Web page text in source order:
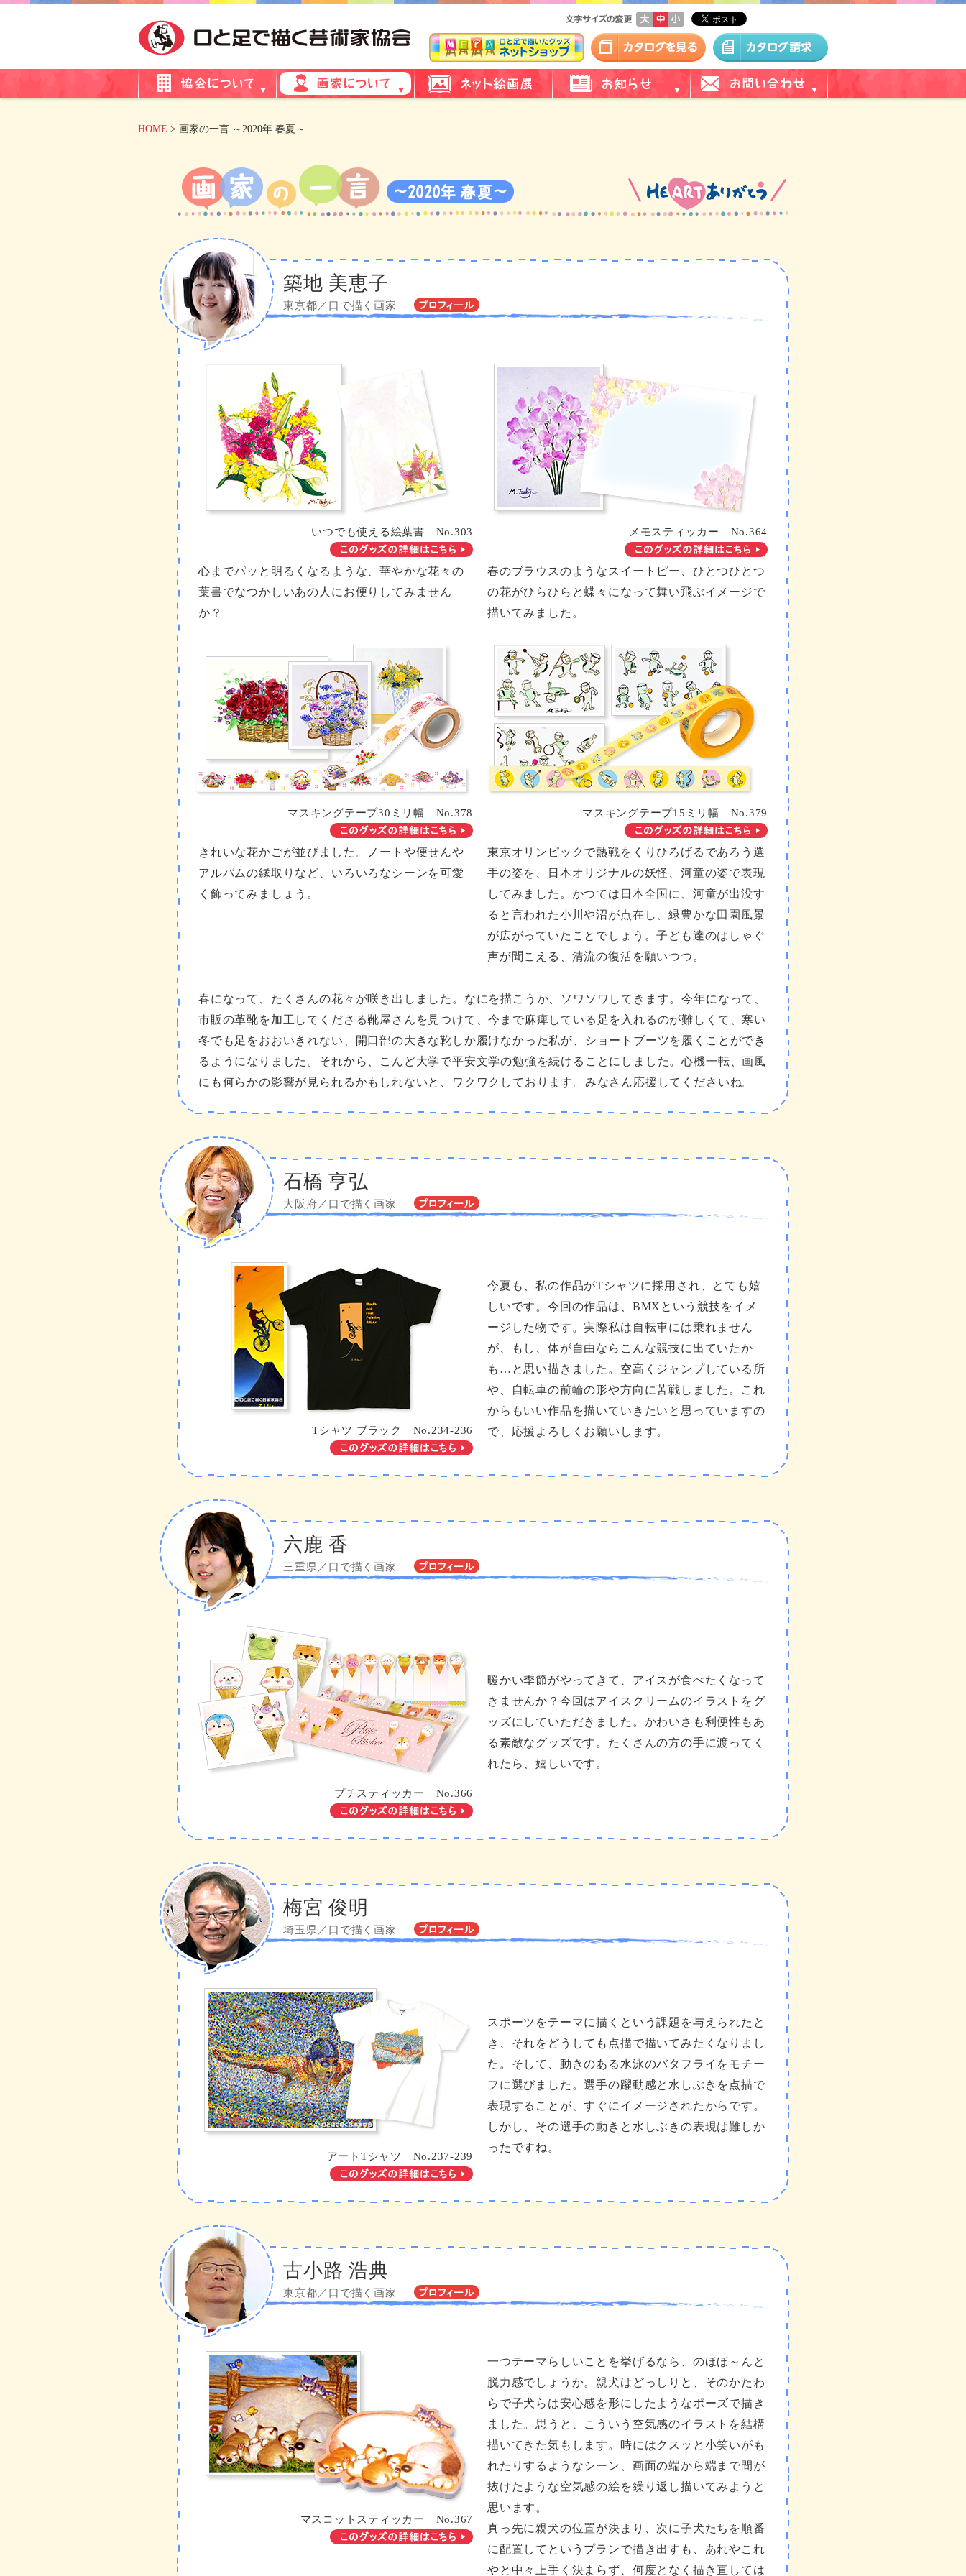
HOME > 画家の一言 ～2020年 春夏～
築地 美恵子
東京都／口で描く画家
いつでも使える絵葉書 No.303
心までパッと明るくなるような、華やかな花々の
葉書でなつかしいあの人にお便りしてみません
か？
メモスティッカー No.364
春のブラウスのようなスイートピー、ひとつひとつ
の花がひらひらと蝶々になって舞い飛ぶイメージで
描いてみました。
マスキングテープ30ミリ幅 No.378
きれいな花かごが並びました。ノートや便せんや
アルバムの縁取りなど、いろいろなシーンを可愛
く飾ってみましょう。
マスキングテープ15ミリ幅 No.379
東京オリンピックで熱戦をくりひろげるであろう選
手の姿を、日本オリジナルの妖怪、河童の姿で表現
してみました。かつては日本全国に、河童が出没す
ると言われた小川や沼が点在し、緑豊かな田園風景
が広がっていたことでしょう。子ども達のはしゃぐ
声が聞こえる、清流の復活を願いつつ。
春になって、たくさんの花々が咲き出しました。なにを描こうか、ソワソワしてきます。今年になって、
市販の革靴を加工してくださる靴屋さんを見つけて、今まで麻痺している足を入れるのが難しくて、寒い
冬でも足をおおいきれない、開口部の大きな靴しか履けなかった私が、ショートブーツを履くことができ
るようになりました。それから、こんど大学で平安文学の勉強を続けることにしました。心機一転、画風
にも何らかの影響が見られるかもしれないと、ワクワクしております。みなさん応援してくださいね。
石橋 亨弘
大阪府／口で描く画家
Tシャツ ブラック No.234-236
今夏も、私の作品がTシャツに採用され、とても嬉
しいです。今回の作品は、BMXという競技をイメ
ージした物です。実際私は自転車には乗れません
が、もし、体が自由ならこんな競技に出ていたか
も…と思い描きました。空高くジャンプしている所
や、自転車の前輪の形や方向に苦戦しました。これ
からもいい作品を描いていきたいと思っていますの
で、応援よろしくお願いします。
六鹿 香
三重県／口で描く画家
プチスティッカー No.366
暖かい季節がやってきて、アイスが食べたくなって
きませんか？今回はアイスクリームのイラストをグ
ッズにしていただきました。かわいさも利便性もあ
る素敵なグッズです。たくさんの方の手に渡ってく
れたら、嬉しいです。
梅宮 俊明
埼玉県／口で描く画家
アートTシャツ No.237-239
スポーツをテーマに描くという課題を与えられたと
き、それをどうしても点描で描いてみたくなりまし
た。そして、動きのある水泳のバタフライをモチー
フに選びました。選手の躍動感と水しぶきを点描で
表現することが、すぐにイメージされたからです。
しかし、その選手の動きと水しぶきの表現は難しか
ったですね。
古小路 浩典
東京都／口で描く画家
マスコットスティッカー No.367
一つテーマらしいことを挙げるなら、のほほ～んと
脱力感でしょうか。親犬はどっしりと、そのかたわ
らで子犬らは安心感を形にしたようなポーズで描き
ました。思うと、こういう空気感のイラストを結構
描いてきた気もします。時にはクスッと小笑いがも
れたりするようなシーン、画面の端から端まで間が
抜けたような空気感の絵を繰り返し描いてみようと
思います。
真っ先に親犬の位置が決まり、次に子犬たちを順番
に配置してというプランで描き出すも、あれやこれ
やと中々上手く決まらず、何度となく描き直しては